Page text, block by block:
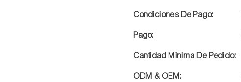
Condiciones De Pago:
Pago:
Cantidad Mínima De Pedido:
ODM & OEM: